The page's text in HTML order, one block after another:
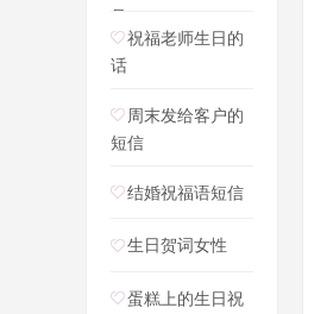
旦，
祝福老师生日的
话
周末发给客户的
短信
结婚祝福语短信
生日贺词女性
蛋糕上的生日祝